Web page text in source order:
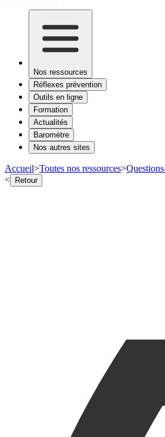
Nos ressources
Réflexes prévention
Outils en ligne
Formation
Actualités
Baromètre
Nos autres sites
Accueil>Toutes nos ressources>
< Retour